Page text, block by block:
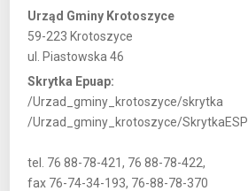
Urząd Gminy Krotoszyce
59-223 Krotoszyce
ul. Piastowska 46
Skrytka Epuap:
/Urzad_gminy_krotoszyce/skrytka
/Urzad_gminy_krotoszyce/SkrytkaESP
tel. 76 88-78-421, 76 88-78-422,
fax 76-74-34-193, 76-88-78-370